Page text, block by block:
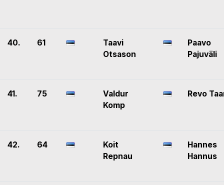
40. 61
Taavi
Otsason
Paavo
Pajuväli
41. 75
Valdur
Komp
Revo
42. 64
Koit
Repnau
Hannes
Hannus